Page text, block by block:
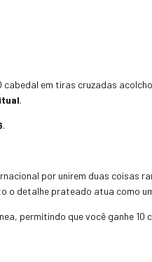
cabedal em tiras cruzadas
.
.
por unirem duas coisas
o detalhe prateado atua como
permitindo que você ganhe